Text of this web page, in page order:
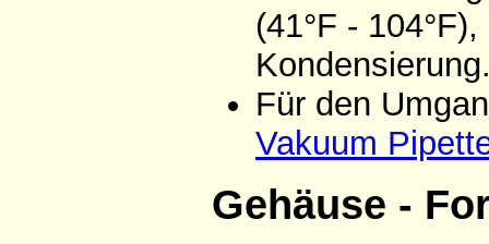
(41°F -
Für den
Vakuum
Gehäuse -